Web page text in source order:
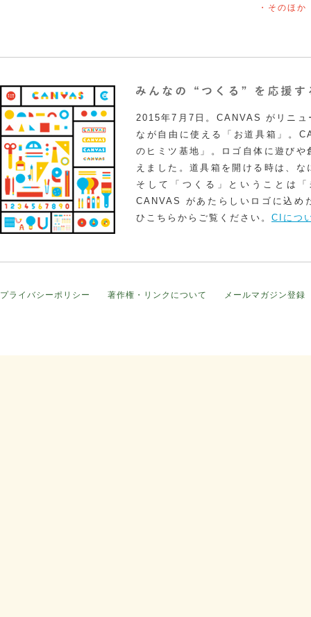
・そのほか
2015年7月7日。CANVAS がリニュ
なが自由に使える「お道具箱」。
のヒミツ基地」。ロゴ自体に遊び
えました。道具箱を開ける時は、
そして「つくる」ということは
CANVAS があたらしいロゴに込め
ひこちらからご覧ください。 CIにつ
プライバシーポリシー 著作権・リンクについて メールマガジン登録